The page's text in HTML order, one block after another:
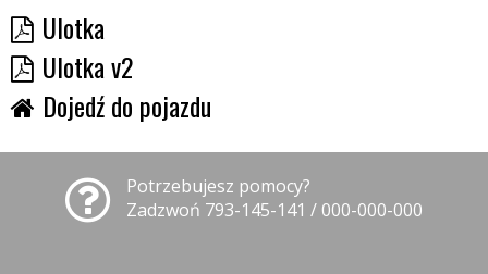
Ulotka
Ulotka v2
Dojedź do pojazdu
Potrzebujesz pomocy?
Zadzwoń 793-145-141 / 000-000-000